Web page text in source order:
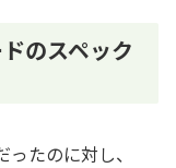
のスペック
たのに対し、